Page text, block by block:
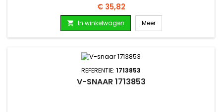
165143
Prijs
€ 35,82
 In winkelwagen Meer
REFERENTIE: 1713853
V-SNAAR 1713853